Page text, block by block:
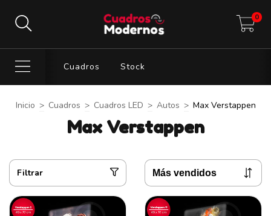
0
Cuadros Stock
Inicio > Cuadros > Cuadros LED > Autos > Max Verstappen
Max Verstappen
Filtrar